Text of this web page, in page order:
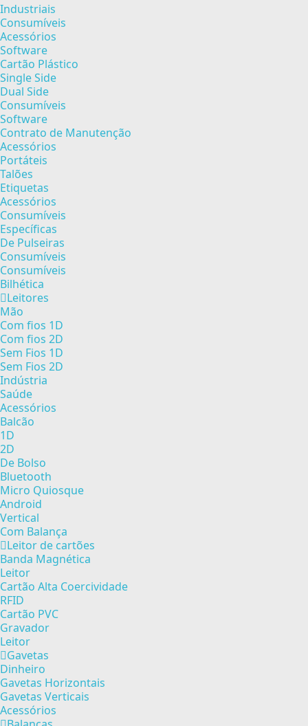
Industriais
Consumíveis
Acessórios
Software
Cartão Plástico
Single Side
Dual Side
Consumíveis
Software
Contrato de Manutenção
Acessórios
Portáteis
Talões
Etiquetas
Acessórios
Consumíveis
Específicas
De Pulseiras
Consumíveis
Consumíveis
Bilhética
Leitores
Mão
Com fios 1D
Com fios 2D
Sem Fios 1D
Sem Fios 2D
Indústria
Saúde
Acessórios
Balcão
1D
2D
De Bolso
Bluetooth
Micro Quiosque
Android
Vertical
Com Balança
Leitor de cartões
Banda Magnética
Leitor
Cartão Alta Coercividade
RFID
Cartão PVC
Gravador
Leitor
Gavetas
Dinheiro
Gavetas Horizontais
Gavetas Verticais
Acessórios